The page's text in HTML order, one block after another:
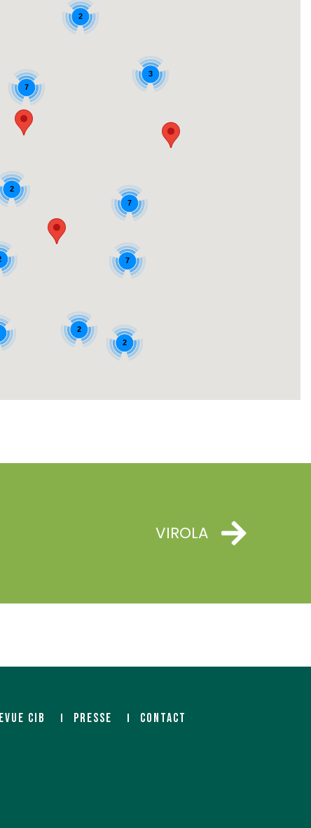
7
7
7
2
2
2
2
3
VIROLA
CIB PRESSE CONTACT